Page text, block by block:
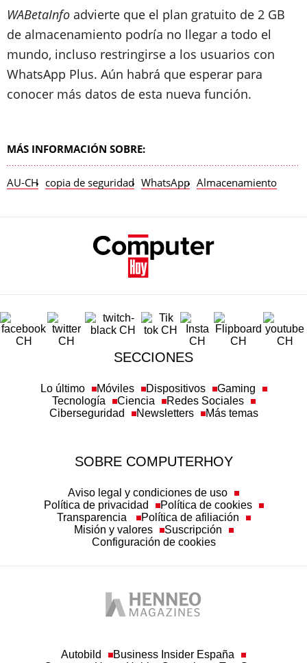
WABetaInfo advierte que el plan gratuito de 2 GB
de almacenamiento podría no llegar a todo el
mundo, incluso restringirse a los usuarios con
WhatsApp Plus. Aún habrá que esperar para
conocer más datos de esta nueva función.
MÁS INFORMACIÓN SOBRE:
AU-CH copia de seguridad WhatsApp Almacenamiento
SECCIONES
Lo último Móviles Dispositivos
Gaming
Tecnología
Ciencia
Redes Sociales
Ciberseguridad
Newsletters Más temas
SOBRE COMPUTERHOY
Aviso legal y condiciones de uso
Política de privacidad
Política de cookies
Transparencia
Política de afiliación
Misión y valores
Suscripción
Configuración de cookies
Autobild
Business Insider España